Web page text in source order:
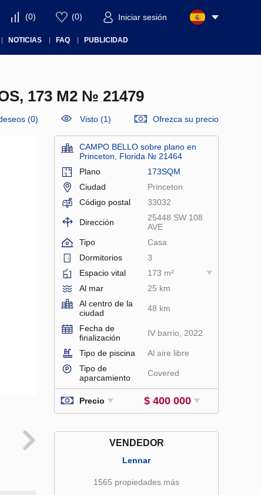
(0) (0) Iniciar sesión
NOTICIAS FAQ PUBLICIDAD
173 M2 № 21479
(0) Visto (1) Ofrezca su precio
CAMPO BELLO sobre plano en
Princeton, Florida № 21464
Plano
173SQM
Ciudad
Princeton
Código postal
33032
Dirección
25448 SW 108
AVE
Tipo
Casa
Dormitorios
3
Espacio vital
173 m²
Al mar
25 km
Al centro de la
ciudad
48 km
Fecha de
finalización
IV barrio, 2022
Tipo de piscina
Al aire libre
Tipo de
aparcamiento
Covered
Precio $ 400 000
VENDEDOR
Lennar
1565 propiedades más